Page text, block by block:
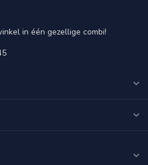
in één gezellige combi!